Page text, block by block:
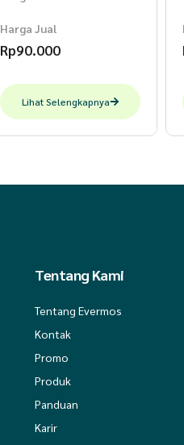
Harga Jual
Rp90.000
Lihat Selengkapnya
Tentang Kami
Tentang Evermos
Kontak
Promo
Produk
Panduan
Karir